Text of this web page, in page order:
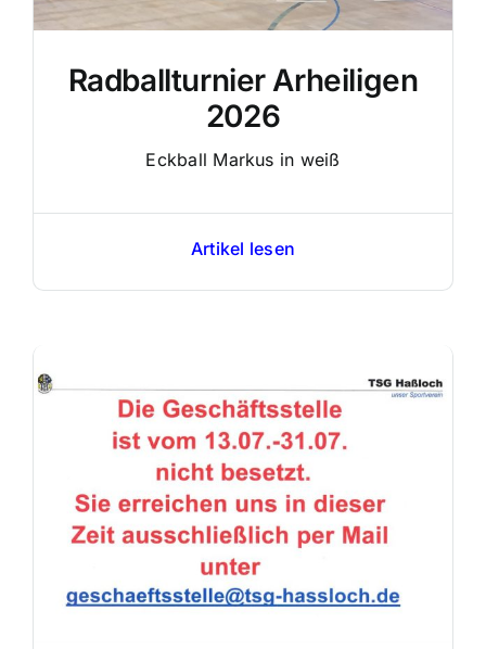
Radballturnier Arheiligen
2026
Eckball Markus in weiß
Artikel lesen